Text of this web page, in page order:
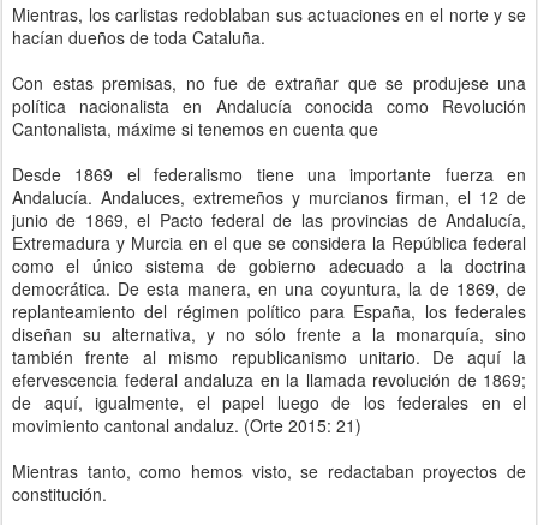
Mientras, los carlistas redoblaban sus actuaciones en el norte y se
hacían dueños de toda Cataluña.
Con estas premisas, no fue de extrañar que se produjese una
política nacionalista en Andalucía conocida como Revolución
Cantonalista, máxime si tenemos en cuenta que
Desde 1869 el federalismo tiene una importante fuerza en
Andalucía. Andaluces, extremeños y murcianos firman, el 12 de
junio de 1869, el Pacto federal de las provincias de Andalucía,
Extremadura y Murcia en el que se considera la República federal
como el único sistema de gobierno adecuado a la doctrina
democrática. De esta manera, en una coyuntura, la de 1869, de
replanteamiento del régimen político para España, los federales
diseñan su alternativa, y no sólo frente a la monarquía, sino
también frente al mismo republicanismo unitario. De aquí la
efervescencia federal andaluza en la llamada revolución de 1869;
de aquí, igualmente, el papel luego de los federales en el
movimiento cantonal andaluz. (Orte 2015: 21)
Mientras tanto, como hemos visto, se redactaban proyectos de
constitución.